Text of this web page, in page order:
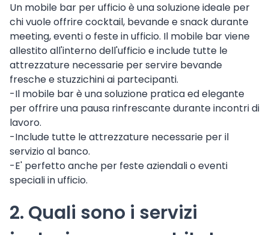
Un mobile bar per ufficio è una soluzione ideale per
chi vuole offrire cocktail, bevande e snack durante
meeting, eventi o feste in ufficio. Il mobile bar viene
allestito all'interno dell'ufficio e include tutte le
attrezzature necessarie per servire bevande
fresche e stuzzichini ai partecipanti.
-Il mobile bar è una soluzione pratica ed elegante
per offrire una pausa rinfrescante durante incontri di
lavoro.
-Include tutte le attrezzature necessarie per il
servizio al banco.
-E' perfetto anche per feste aziendali o eventi
speciali in ufficio.
2. Quali sono i servizi